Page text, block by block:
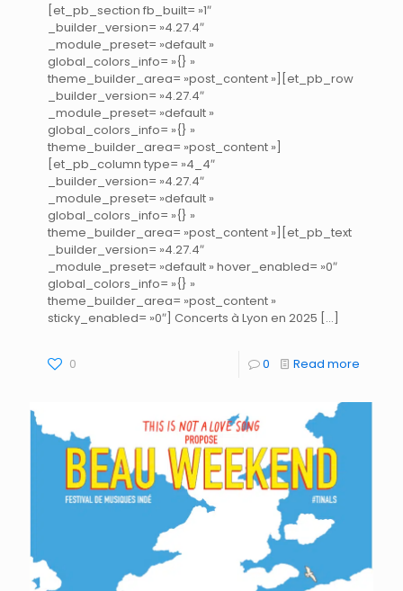
[et_pb_section fb_built= »1″
_builder_version= »4.27.4″
_module_preset= »default »
global_colors_info= »{} »
theme_builder_area= »post_content »][et_pb_row
_builder_version= »4.27.4″
_module_preset= »default »
global_colors_info= »{} »
theme_builder_area= »post_content »]
[et_pb_column type= »4_4″
_builder_version= »4.27.4″
_module_preset= »default »
global_colors_info= »{} »
theme_builder_area= »post_content »][et_pb_text
_builder_version= »4.27.4″
_module_preset= »default » hover_enabled= »0″
global_colors_info= »{} »
theme_builder_area= »post_content »
sticky_enabled= »0″] Concerts à Lyon en 2025 […]
0 0 Read more